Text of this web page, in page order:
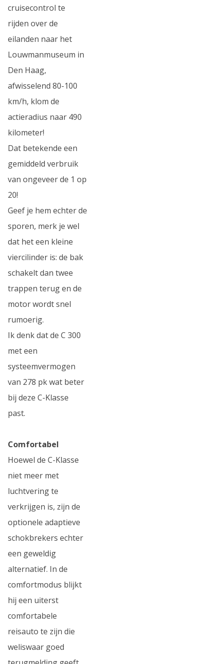
cruisecontrol te
rijden over de
eilanden naar het
Louwmanmuseum in
Den Haag,
afwisselend 80-100
km/h, klom de
actieradius naar 490
kilometer!
Dat betekende een
gemiddeld verbruik
van ongeveer de 1 op
20!
Geef je hem echter de
sporen, merk je wel
dat het een kleine
viercilinder is: de bak
schakelt dan twee
trappen terug en de
motor wordt snel
rumoerig.
Ik denk dat de C 300
met een
systeemvermogen
van 278 pk wat beter
bij deze C-Klasse
past.
Comfortabel
Hoewel de C-Klasse
niet meer met
luchtvering te
verkrijgen is, zijn de
optionele adaptieve
schokbrekers echter
een geweldig
alternatief. In de
comfortmodus blijkt
hij een uiterst
comfortabele
reisauto te zijn die
weliswaar goed